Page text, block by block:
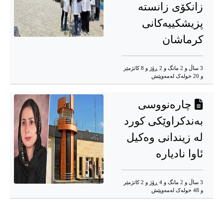
زانکۆی زانستە
پزیشکییەکانی
کرماشان
3 ساڵ و 2 مانگ و 2 ڕۆژ و 8 کاتژمێر
و 20 خوله‌ک له‌مه‌وپێش‌
چارەنووسی
بەندکراوێکی کورد
لە زیندانی وەکیل
ئاوا نادیارە
3 ساڵ و 2 مانگ و 4 ڕۆژ و 2 کاتژمێر
و 48 خوله‌ک له‌مه‌وپێش‌